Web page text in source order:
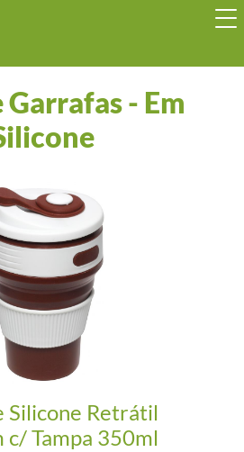
Garrafas - Em
Silicone Retrátil
c/ Tampa 350ml